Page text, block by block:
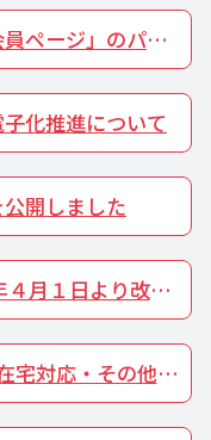
員ページ」のパス
いて
子化推進について
公開しました
月１日より改正
宅対応・その他薬